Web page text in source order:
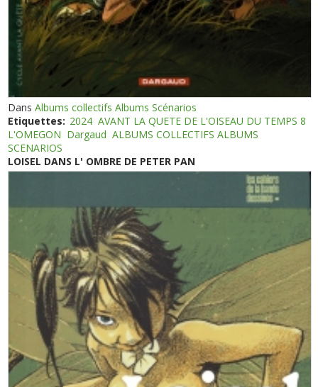
DansAlbums collectifs Albums Scénarios
Etiquettes: 2024 AVANT LA QUETE DE L'OISEAU DU TEMPS 8
L'OMEGON Dargaud ALBUMS COLLECTIFS ALBUMS
SCENARIOS
LOISEL DANS L' OMBRE DE PETER PAN